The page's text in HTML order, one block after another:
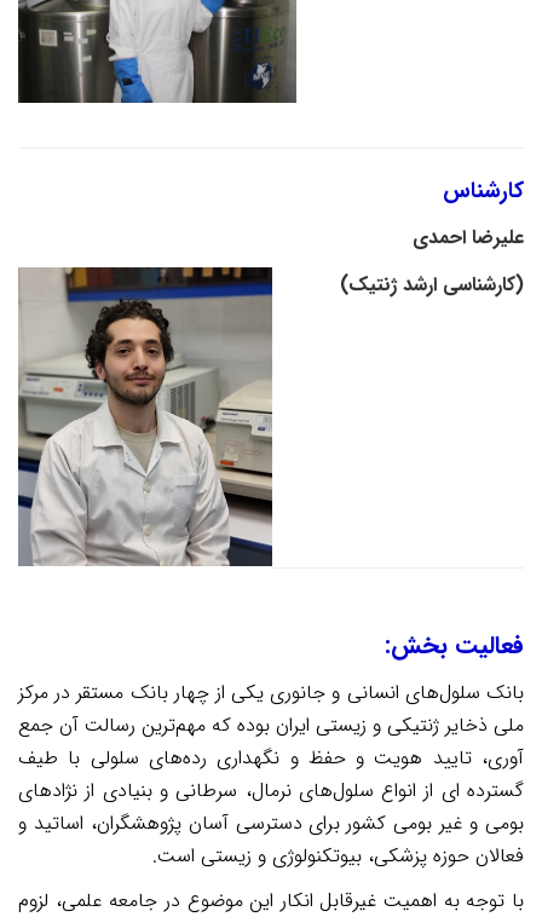
کارشناس
علیرضا احمدی
(کارشناسی ارشد ژنتیک)
فعالیت بخش:
بانک سلول‌های انسانی و جانوری یکی از چهار بانک مستقر در مرکز
ملی ذخایر ژنتیکی و زیستی ایران بوده که مهم‌ترین رسالت آن جمع
آوری، تایید هویت و حفظ و نگهداری رده‌های سلولی با طیف
گسترده ای از انواع سلول‌های نرمال، سرطانی و بنیادی از نژادهای
بومی و غیر بومی کشور برای دسترسی آسان پژوهشگران، اساتید و
فعالان حوزه پزشکی، بیوتکنولوژی و زیستی است.
با توجه به اهمیت غیرقابل انکار این موضوع در جامعه علمی، لزوم